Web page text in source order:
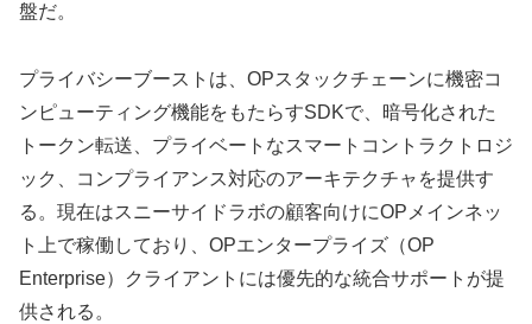
盤だ。
プライバシーブーストは、OPスタックチェーンに機密コ
ンピューティング機能をもたらすSDKで、暗号化された
トークン転送、プライベートなスマートコントラクトロジ
ック、コンプライアンス対応のアーキテクチャを提供す
る。現在はスニーサイドラボの顧客向けにOPメインネッ
ト上で稼働しており、OPエンタープライズ（OP
Enterprise）クライアントには優先的な統合サポートが提
供される。